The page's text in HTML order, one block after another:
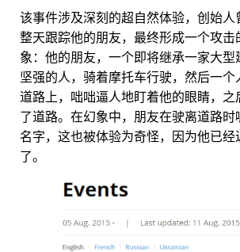
该事件涉及深刻的超自然体验，创始
整天跟踪他的朋友，最终形成一个攻击
象：他的朋友，一个即将继承一家大型
坚强的人，骑着摩托车行驶，然后一个
道路上，咄咄逼人地盯着他的眼睛，之
了道路。在幻象中，朋友在驶离道路时
名字，这也被体验为奇怪，因为他已
了。